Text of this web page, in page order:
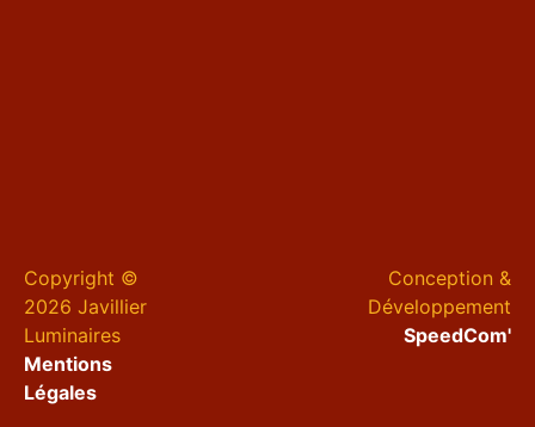
Copyright ©
2026 Javillier
Luminaires
Mentions
Légales
Conception &
Développement
SpeedCom'